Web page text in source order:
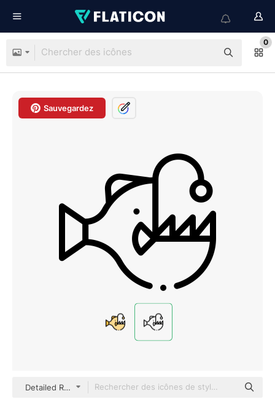
0
Sauvegardez
Detailed Rounded Lineal